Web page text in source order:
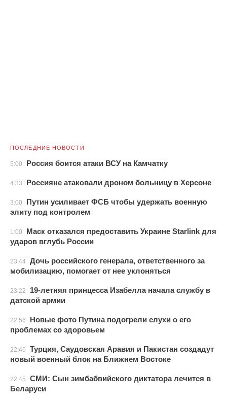
ПОСЛЕДНИЕ НОВОСТИ
5:00 Россия боится атаки ВСУ на Камчатку
4:33 Россияне атаковали дроном больницу в Херсоне
3:00
Путин усиливает ФСБ чтобы удержать военную
элиту под контролем
1:00
Маск отказался предоставить Украине Starlink для
ударов вглубь России
23:44 Дочь российского генерала, ответственного за
мобилизацию, помогает от нее уклоняться
23:22
19-летняя принцесса Изабелла начала службу в
датской армии
22:56
Новые фото Путина подогрели слухи о его
проблемах со здоровьем
22:46
Турция, Саудовская Аравия и Пакистан создадут
новый военный блок на Ближнем Востоке
22:45
СМИ: Сын зимбабвийского диктатора лечится в
Беларуси